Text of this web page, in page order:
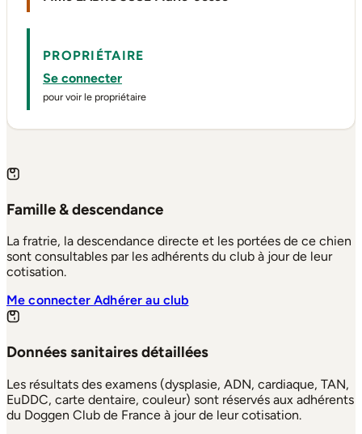
PROPRIÉTAIRE
Se connecter
pour voir le propriétaire
Famille & descendance
La fratrie, la descendance directe et les portées de ce chien
sont consultables par les adhérents du club à jour de leur
cotisation.
Me connecterAdhérer au club
Données sanitaires détaillées
Les résultats des examens (dysplasie, ADN, cardiaque, TAN,
EuDDC, carte dentaire, couleur) sont réservés aux adhérents
du Doggen Club de France à jour de leur cotisation.